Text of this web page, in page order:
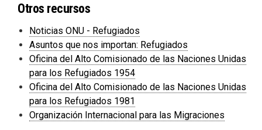
Otros recursos
Noticias ONU - Refugiados
Asuntos que nos importan: Refugiados
Oficina del Alto Comisionado de las Naciones Unidas
para los Refugiados 1954
Oficina del Alto Comisionado de las Naciones Unidas
para los Refugiados 1981
Organización Internacional para las Migraciones